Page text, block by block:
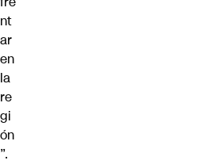
nt
ar
en
la
re
gi
ón
”.